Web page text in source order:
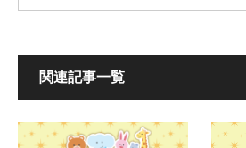
関連記事一覧